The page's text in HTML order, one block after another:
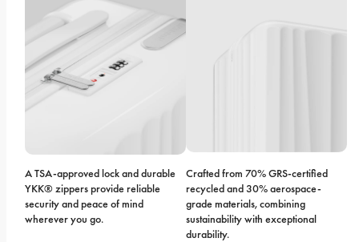
A TSA-approved lock and durable
YKK® zippers provide reliable
security and peace of mind
wherever you go.
Crafted from 70% GRS-certified
recycled and 30% aerospace-
grade materials, combining
sustainability with exceptional
durability.